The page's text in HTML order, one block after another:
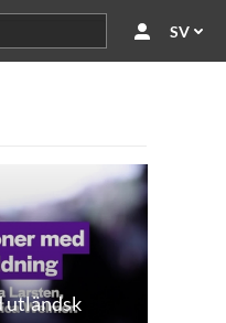
SV
utländsk